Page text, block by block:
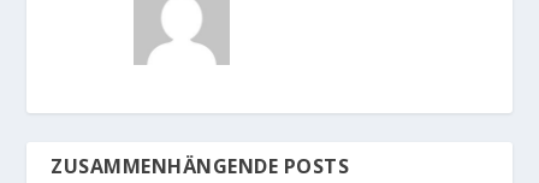
ZUSAMMENHÄNGENDE POSTS